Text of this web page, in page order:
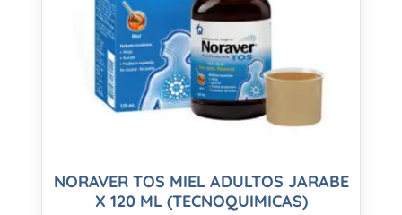
NORAVER TOS MIEL ADULTOS JARABE
X 120 ML (TECNOQUIMICAS)